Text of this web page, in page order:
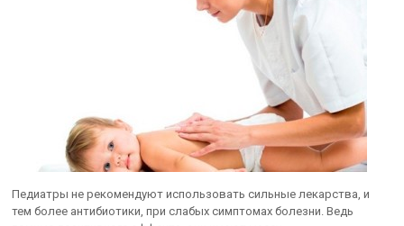
Педиатры не рекомендуют использовать сильные лекарства, и
тем более антибиотики, при слабых симптомах болезни. Ведь